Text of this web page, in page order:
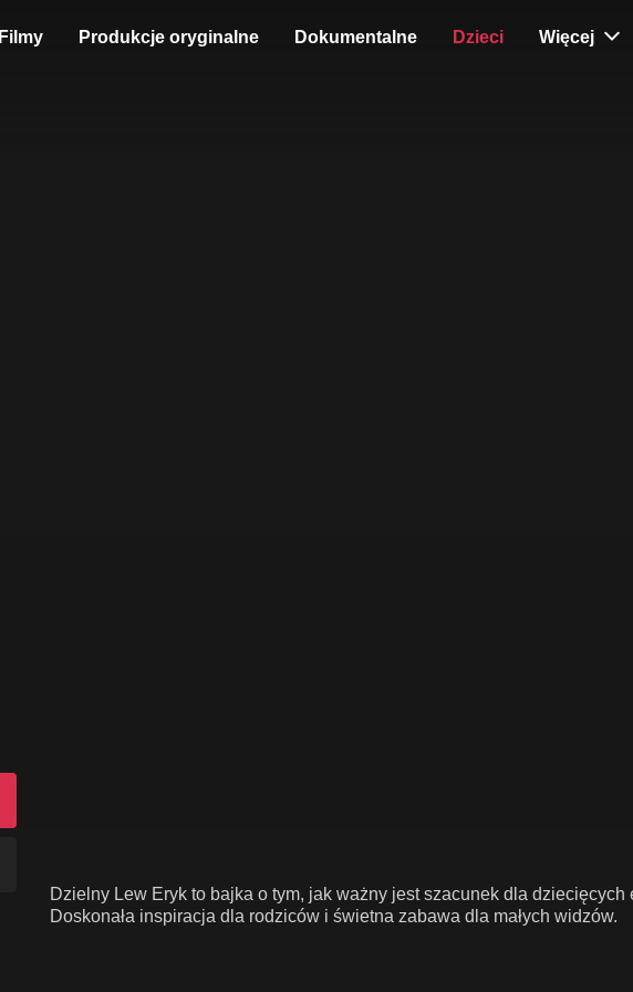
Filmy Produkcje oryginalne Dokumentalne Dzieci Więcej
Dzielny Lew Eryk to bajka o tym, jak ważny jest szacunek dla
Doskonała inspiracja dla rodziców i świetna zabawa dla małych widzów.